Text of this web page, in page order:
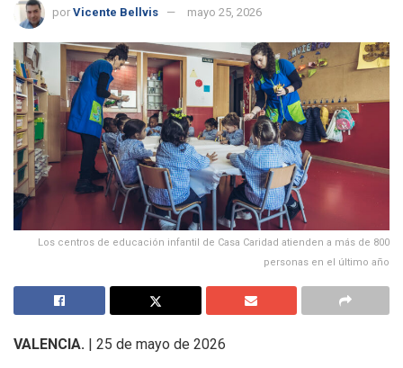
por Vicente Bellvis mayo 25, 2026
Los centros de educación infantil de Casa Caridad atienden a más de 800
personas en el último año
VALENCIA. | 25 de mayo de 2026